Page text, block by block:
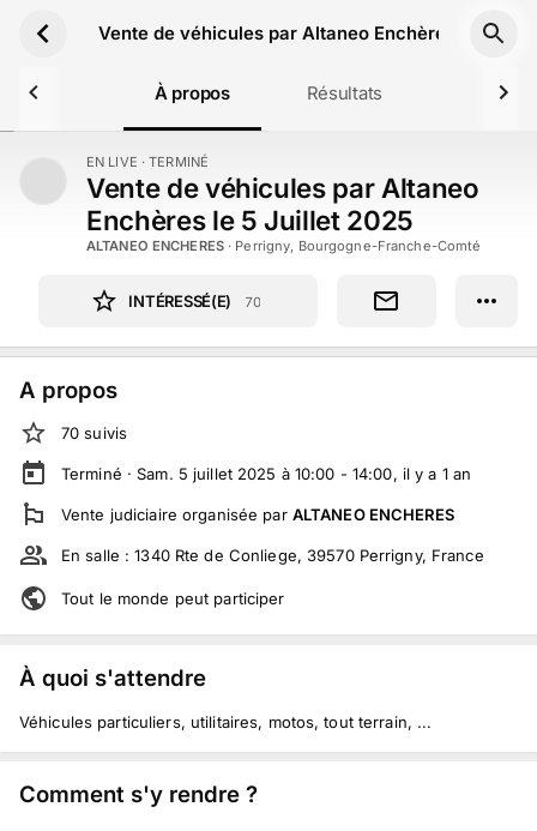
Vente de véhicules par Altaneo Enchères le 5
À propos Résultats
EN LIVE · TERMINÉ
Vente de véhicules par Altaneo
Enchères le 5 Juillet 2025
ALTANEO ENCHERES· Perrigny, Bourgogne-Franche-Comté
INTÉRESSÉ(E) 70
A propos
70 suivis
Terminé ·Sam. 5 juillet 2025 à 10:00 - 14:00, il y a 1 an
Vente judiciaire organisée par ALTANEO ENCHERES
En salle :1340 Rte de Conliege, 39570 Perrigny, France
Tout le monde peut participer
À quoi s'attendre
Véhicules particuliers, utilitaires, motos, tout terrain, ...
Comment s'y rendre ?